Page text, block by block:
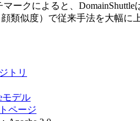
ークによると、
顔類似度）で従来手法を大幅に
トリ
モデル
ページ